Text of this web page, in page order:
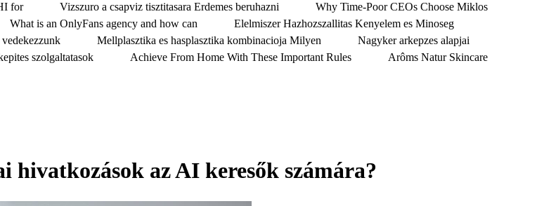
for Vizszuro a csapviz tisztitasara Erdemes beruhazni
Why Time-Poor CEOs Choose Miklos
What is an OnlyFans agency and how can
Elelmiszer Hazhozszallitas Kenyelem es Minoseg
Mellplasztika es hasplasztika kombinacioja Milyen
Nagyker arkepzes alapjai
szolgaltatasok Achieve From Home With These Important Rules Arôms Natur Skincare
hivatkozások az AI keresők számára?